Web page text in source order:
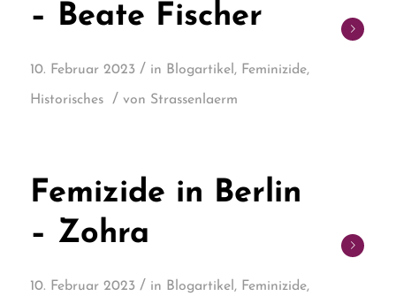
– Beate Fischer
10. Februar 2023 / in Blogartikel , Feminizide,
Historisches / von Strassenlaerm
Femizide in Berlin
– Zohra
10. Februar 2023 / in Blogartikel , Feminizide,